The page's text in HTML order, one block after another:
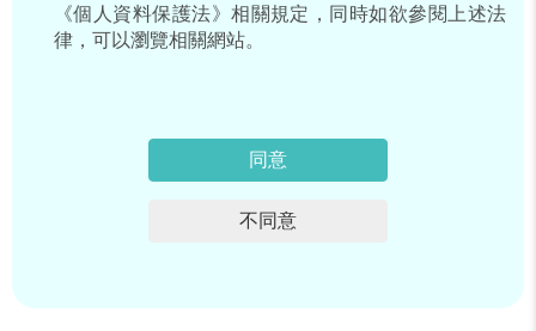
《個人資料保護法》相關規定，同時如欲參閱上述法
律，可以瀏覽相關網站。
同意
不同意